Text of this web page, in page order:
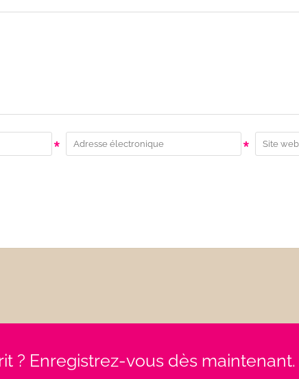
* *
? Enregistrez-vous dès maintenant.